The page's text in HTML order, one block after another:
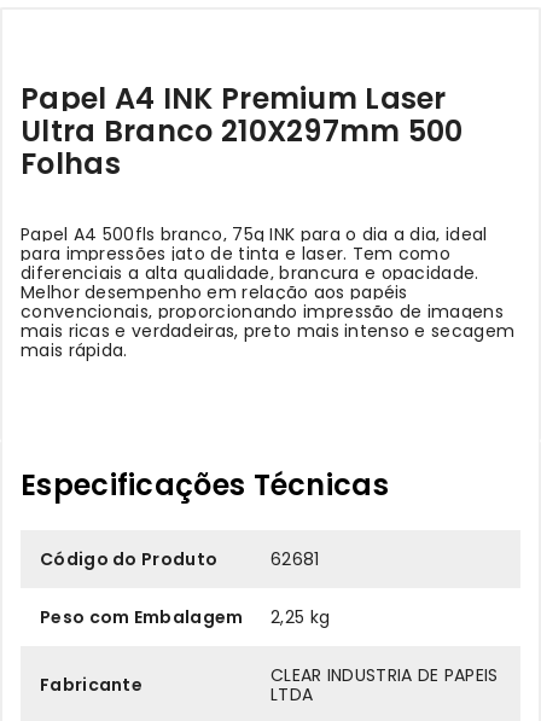
Papel A4 INK Premium Laser
Ultra Branco 210X297mm 500
Folhas
Papel A4 500fls branco, 75g INK para o dia a dia, ideal
para impressões jato de tinta e laser. Tem como
diferenciais a alta qualidade, brancura e opacidade.
Melhor desempenho em relação aos papéis
convencionais, proporcionando impressão de imagens
mais ricas e verdadeiras, preto mais intenso e secagem
mais rápida.
Especificações Técnicas
Código do Produto 62681
Peso com Embalagem 2,25 kg
Fabricante
CLEAR INDUSTRIA DE PAPEIS
LTDA